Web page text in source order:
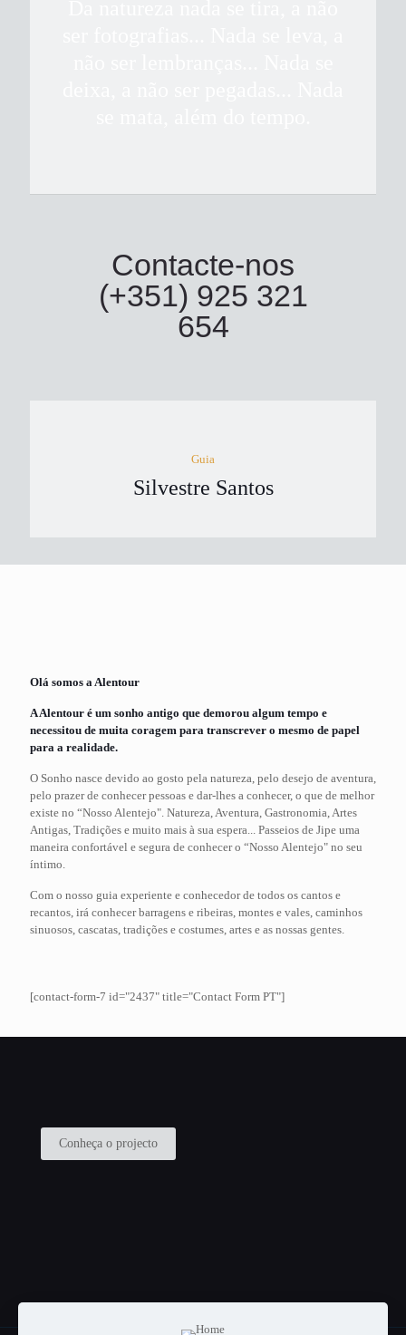
Contacte-nos
(+351) 925 321
654
Guia
Silvestre Santos
Olá somos a Alentour
A Alentour é um sonho antigo que demorou algum tempo e
necessitou de muita coragem para transcrever o mesmo de papel
para a realidade.
O Sonho nasce devido ao gosto pela natureza, pelo desejo de aventura,
pelo prazer de conhecer pessoas e dar-lhes a conhecer, o que de melhor
existe no “Nosso Alentejo". Natureza, Aventura, Gastronomia, Artes
Antigas, Tradições e muito mais à sua espera... Passeios de Jipe uma
maneira confortável e segura de conhecer o “Nosso Alentejo" no seu
íntimo.
Com o nosso guia experiente e conhecedor de todos os cantos e
recantos, irá conhecer barragens e ribeiras, montes e vales, caminhos
sinuosos, cascatas, tradições e costumes, artes e as nossas gentes.
[contact-form-7 id="2437" title="Contact Form PT"]
Conheça o projecto